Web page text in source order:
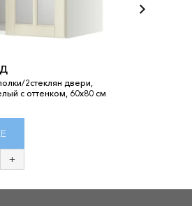
2стеклян двери,
с оттенком, 60x80 см